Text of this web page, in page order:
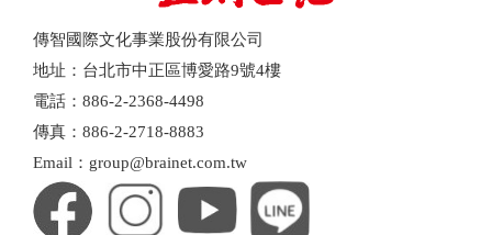
傳智國際文化事業股份有限公司
地址：台北市中正區博愛路9號4樓
電話：886-2-2368-4498
傳真：886-2-2718-8883
Email：group@brainet.com.tw